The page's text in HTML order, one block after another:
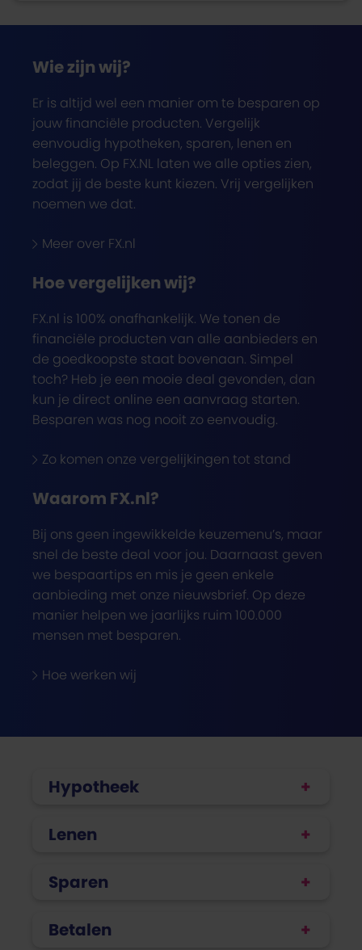
Wie zijn wij?
Er is altijd wel een manier om te besparen op
jouw financiële producten. Vergelijk
eenvoudig hypotheken, sparen, lenen en
beleggen. Op FX.NL laten we alle opties zien,
zodat jij de beste kunt kiezen. Vrij vergelijken
noemen we dat.
Meer over FX.nl
Hoe vergelijken wij?
FX.nl is 100% onafhankelijk. We tonen de
financiële producten van alle aanbieders en
de goedkoopste staat bovenaan. Simpel
toch? Heb je een mooie deal gevonden, dan
kun je direct online een aanvraag starten.
Besparen was nog nooit zo eenvoudig.
Zo komen onze vergelijkingen tot stand
Waarom FX.nl?
Bij ons geen ingewikkelde keuzemenu’s, maar
snel de beste deal voor jou. Daarnaast geven
we bespaartips en mis je geen enkele
aanbieding met onze nieuwsbrief. Op deze
manier helpen we jaarlijks ruim 100.000
mensen met besparen.
Hoe werken wij
Hypotheek
Lenen
Sparen
Betalen